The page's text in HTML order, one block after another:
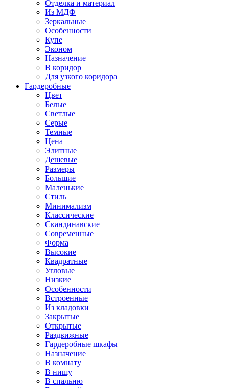
Отделка и материал
Из МДФ
Зеркальные
Особенности
Купе
Эконом
Назначение
В коридор
Для узкого коридора
Гардеробные
Цвет
Белые
Светлые
Серые
Темные
Цена
Элитные
Дешевые
Размеры
Большие
Маленькие
Стиль
Минимализм
Классические
Скандинавские
Современные
Форма
Высокие
Квадратные
Угловые
Низкие
Особенности
Встроенные
Из кладовки
Закрытые
Открытые
Раздвижные
Гардеробные шкафы
Назначение
В комнату
В нишу
В спальню